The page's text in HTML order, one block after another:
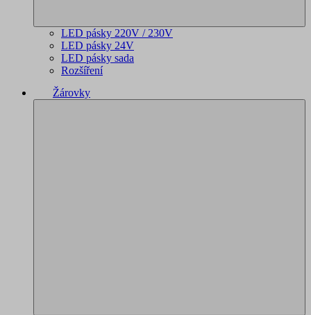
LED pásky 220V / 230V
LED pásky 24V
LED pásky sada
Rozšíření
Žárovky